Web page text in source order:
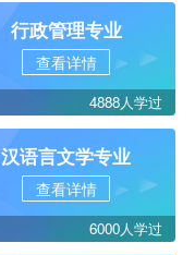
行政管理专业
查看详情
4888人学过
汉语言文学专业
查看详情
6000人学过